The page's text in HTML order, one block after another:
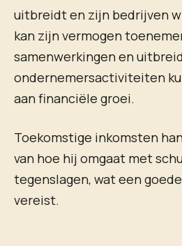
uitbreidt en zijn bedrijven
kan zijn vermogen
samenwerkingen en
ondernemersactiviteiten
aan financiële groei.
Toekomstige inkomsten
van hoe hij omgaat met
tegenslagen, wat een
vereist.